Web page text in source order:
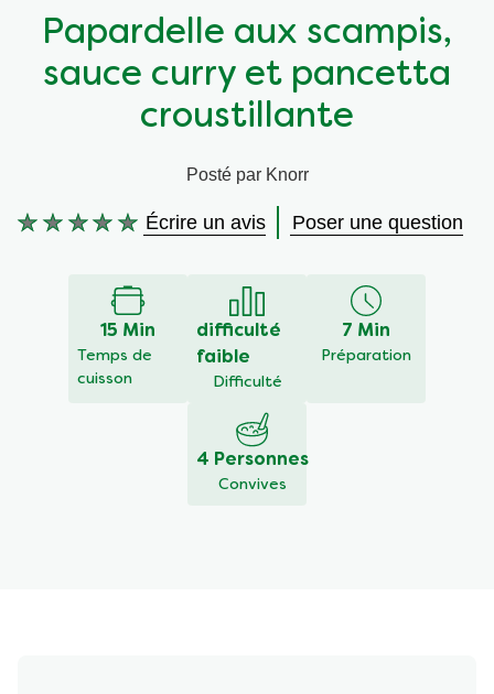
Végétarien
Wraps aux légumes
Occasions
Aides culinaires
Wraps aux légumes
Snackpots
Papardelle aux scampis,
sauce curry et pancetta
croustillante
Posté par Knorr
Aucune
Écrire un avis Poser une question
15 Min
Temps de
cuisson
difficulté
faible
Difficulté
7 Min
Préparation
4 Personnes
Convives